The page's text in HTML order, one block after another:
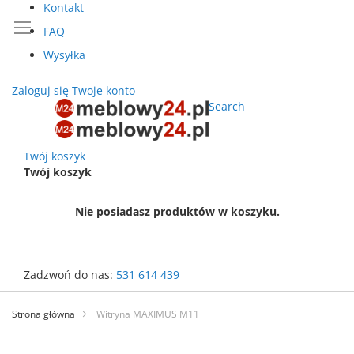
Kontakt
FAQ
Wysyłka
Zaloguj się Twoje konto
Search
Twój koszyk
Twój koszyk
Nie posiadasz produktów w koszyku.
Zadzwoń do nas: 531 614 439
Przejdź
treści
Strona główna Witryna MAXIMUS M11